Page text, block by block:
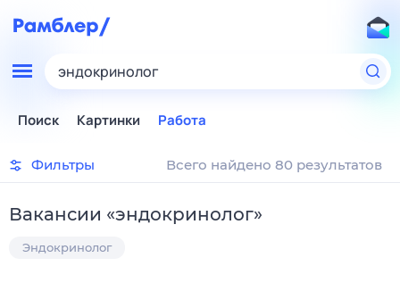
эндокринолог
Поиск Картинки Работа
Фильтры Всего найдено 80 результатов
Вакансии «эндокринолог»
Эндокринолог